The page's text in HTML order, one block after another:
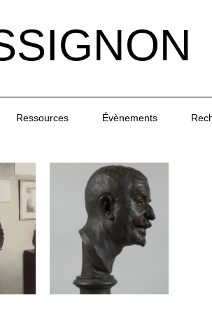
Ressources Évènements